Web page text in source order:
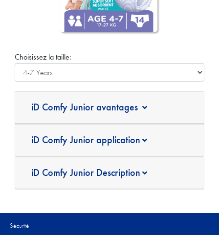
Choisissez la taille:
iD Comfy Junior avantages
iD Comfy Junior application
iD Comfy Junior Description
Sécurité